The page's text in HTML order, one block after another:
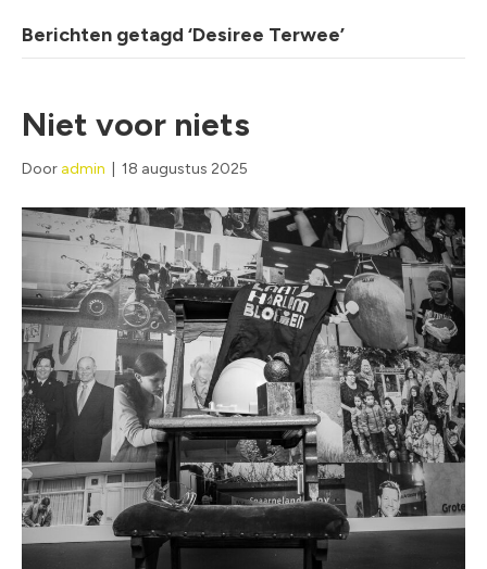
Berichten getagd ‘Desiree Terwee’
Niet voor niets
Door admin 18 augustus 2025